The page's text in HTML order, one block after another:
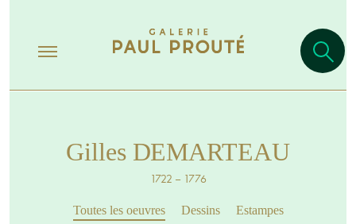
Gilles DEMARTEAU
1722 – 1776
Toutes les oeuvres Dessins Estampes